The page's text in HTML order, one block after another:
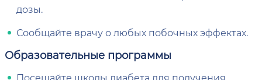
дозы.
Сообщайте врачу о любых побочных эффектах.
Образовательные программы